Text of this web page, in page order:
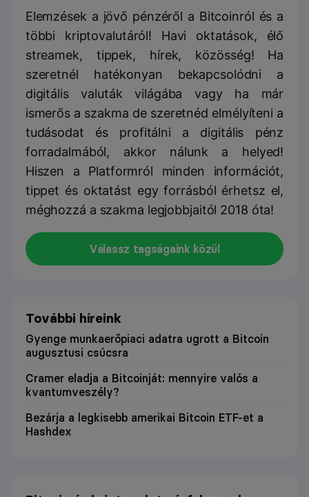
Elemzések a jövő pénzéről a Bitcoinról és a
többi kriptovalutáról! Havi oktatások, élő
streamek, tippek, hírek, közösség! Ha
szeretnél hatékonyan bekapcsolódni a
digitális valuták világába vagy ha már
ismerős a szakma de szeretnéd elmélyíteni a
tudásodat és profitálni a digitális pénz
forradalmából, akkor nálunk a helyed!
Hiszen a Platformról minden információt,
tippet és oktatást egy forrásból érhetsz el,
méghozzá a szakma legjobbjaitól 2018 óta!
Válassz tagságaink közül
További híreink
Gyenge munkaerőpiaci adatra ugrott a Bitcoin
augusztusi csúcsra
Cramer eladja a Bitcoinját: mennyire valós a
kvantumveszély?
Bezárja a legkisebb amerikai Bitcoin ETF-et a
Hashdex